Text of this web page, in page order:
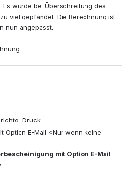
wurde bei Überschreitung des
viel gepfändet. Die Berechnung ist
nun angepasst.
Druck
Option E-Mail <Nur wenn keine
mit Option E-Mail